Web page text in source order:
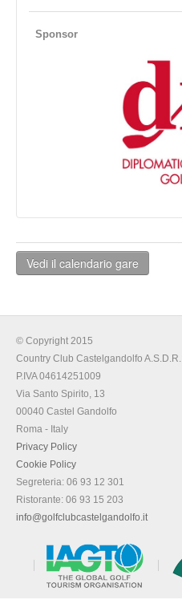
Sponsor
Vedi il calendario gare
© Copyright 2015
Country Club Castelgandolfo A.S.D.R.
P.IVA 04614251009
Via Santo Spirito, 13
00040 Castel Gandolfo
Roma - Italy
Privacy Policy
Cookie Policy
Segreteria: 06 93 12 301
Ristorante: 06 93 15 203
info@golfclubcastelgandolfo.it